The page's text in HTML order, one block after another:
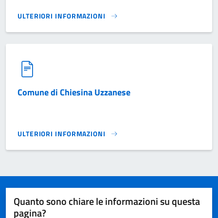
ULTERIORI INFORMAZIONI
XENODOCHIO DI CHIESINA UZZANESE}
Comune di Chiesina Uzzanese
ULTERIORI INFORMAZIONI
COMUNE DI CHIESINA UZZANESE}
Quanto sono chiare le informazioni su questa
pagina?